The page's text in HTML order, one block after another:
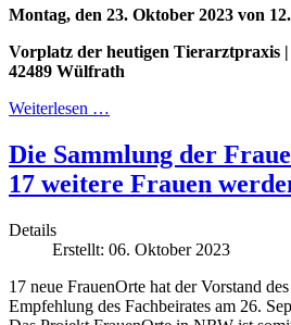
Montag, den 23. Oktober 2023 von
Vorplatz der heutigen Tierarztpraxis |
42489 Wülfrath
Weiterlesen …
Die Sammlung der
17 weitere Frauen
Details
Erstellt: 06. Oktober 2023
17 neue FrauenOrte hat der Vorstand
Empfehlung des Fachbeirates am 26.